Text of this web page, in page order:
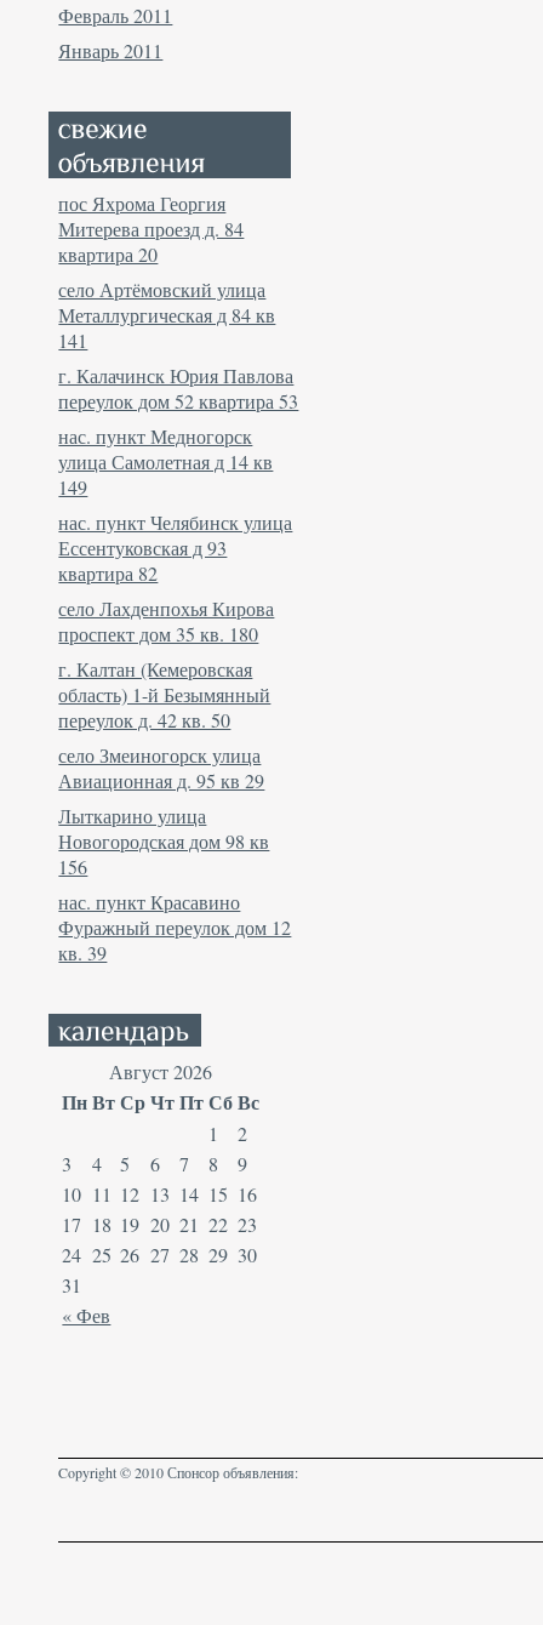
Февраль 2011
Январь 2011
пос Яхрома Георгия
Митерева проезд д. 84
квартира 20
село Артёмовский улица
Металлургическая д 84 кв
141
г. Калачинск Юрия Павлова
переулок дом 52 квартира 53
нас. пункт Медногорск
улица Самолетная д 14 кв
149
нас. пункт Челябинск улица
Ессентуковская д 93
квартира 82
село Лахденпохья Кирова
проспект дом 35 кв. 180
г. Калтан (Кемеровская
область) 1-й Безымянный
переулок д. 42 кв. 50
село Змеиногорск улица
Авиационная д. 95 кв 29
Лыткарино улица
Новогородская дом 98 кв
156
нас. пункт Красавино
Фуражный переулок дом 12
кв. 39
Август 2026
ПнВтСрЧтПтСбВс
« Фев
1
2
3
4 5 6 7 8
9
10 11 12 13 14 15 16
17 18 19 20 21 22 23
24 25 26 27 28 29 30
31
Copyright © 2010 Спонсор объявления: